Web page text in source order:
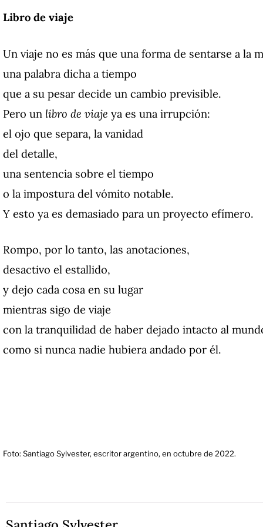
Libro de viaje
Un viaje no es más que una forma de sentarse a la
una palabra dicha a tiempo
que a su pesar decide un cambio previsible.
Pero un libro de viaje ya es una irrupción:
el ojo que separa, la vanidad
del detalle,
una sentencia sobre el tiempo
o la impostura del vómito notable.
Y esto ya es demasiado para un proyecto efímero.
Rompo, por lo tanto, las anotaciones,
desactivo el estallido,
y dejo cada cosa en su lugar
mientras sigo de viaje
con la tranquilidad de haber dejado intacto al
como si nunca nadie hubiera andado por él.
Foto: Santiago Sylvester, escritor argentino, en octubre de 2022.